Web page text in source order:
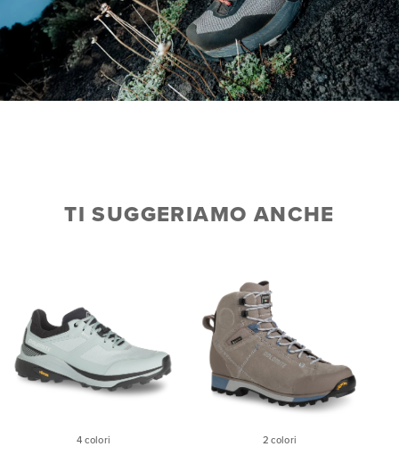
TI SUGGERIAMO ANCHE
4 colori 2 colori